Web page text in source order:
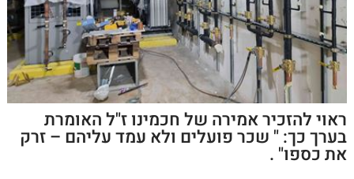
ראוי להזכיר אמירה של חכמינו ז"ל האומרת
בערך כך: " שכר פועלים ולא עמד עליהם – זרק
את כספו" .